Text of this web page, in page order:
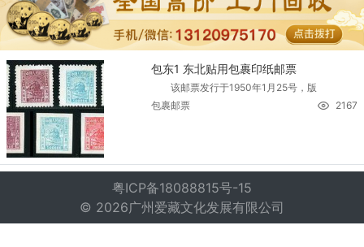
包东1 东北贴用包裹印纸邮票
该邮票发行于1950年1月25号，版
包裹邮票
2167
粤ICP备18088815号-15
© 2026广州爱藏文化发展有限公司